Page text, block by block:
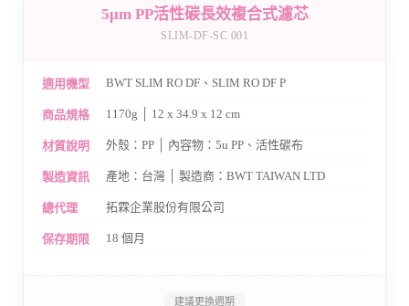
5μm PP活性碳長效複合式濾芯
SLIM-DF-SC 001
適用機型 BWT SLIM RO DF、SLIM RO DF P
商品規格 1170g │ 12 x 34.9 x 12 cm
材質說明 外殼：PP │ 內容物：5u PP、活性碳布
製造資訊 產地：台灣 │ 製造商：BWT TAIWAN LTD
總代理 拓霖企業股份有限公司
保存期限 18 個月
建議更換週期